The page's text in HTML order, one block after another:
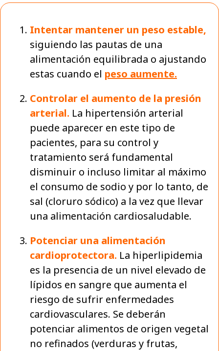
Intentar mantener un peso estable,
siguiendo las pautas de una
alimentación equilibrada o ajustando
estas cuando el peso aumente.
Controlar el aumento de la presión
arterial. La hipertensión arterial
puede aparecer en este tipo de
pacientes, para su control y
tratamiento será fundamental
disminuir o incluso limitar al máximo
el consumo de sodio y por lo tanto, de
sal (cloruro sódico) a la vez que llevar
una alimentación cardiosaludable.
Potenciar una alimentación
cardioprotectora. La hiperlipidemia
es la presencia de un nivel elevado de
lípidos en sangre que aumenta el
riesgo de sufrir enfermedades
cardiovasculares. Se deberán
potenciar alimentos de origen vegetal
no refinados (verduras y frutas,